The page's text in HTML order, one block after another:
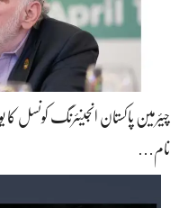
چیئرمین پاکستان انجینئرنگ کونسل کا
نام…